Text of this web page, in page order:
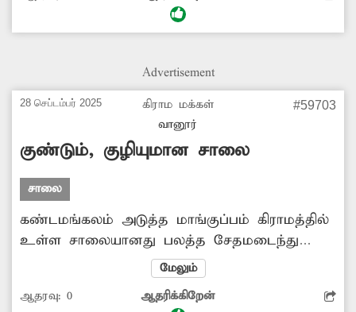
வண்டுகளால் ஆபத்து ஏற்படும் சூழல் உள்ளது.
ஒருவித பயத்துடனேயே உள்ளனர்.
தீயணைப்புத்துறை அதிகாரிகள் விஷவண்டு
கூட்டை அகற்ற நடவடிக்கை எடுப்பார்களா?
Advertisement
28 செப்டம்பர் 2025
கிராம மக்கள்
வானூர்
#59703
குண்டும், குழியுமான சாலை
சாலை
கண்டமங்கலம் அடுத்த மாங்குப்பம் கிராமத்தில்
உள்ள சாலையானது பலத்த சேதமடைந்து
குண்டும், குழியுமாக காட்சி அளிக்கிறது.
இதனால் சாலையில் உள்ள பள்ளத்தில்
இருசக்கர வாகனஓட்டிகள் அடிக்கடி சிக்கி
மேலும்
ஆதரவு: 0 ஆதரிக்கிறேன்